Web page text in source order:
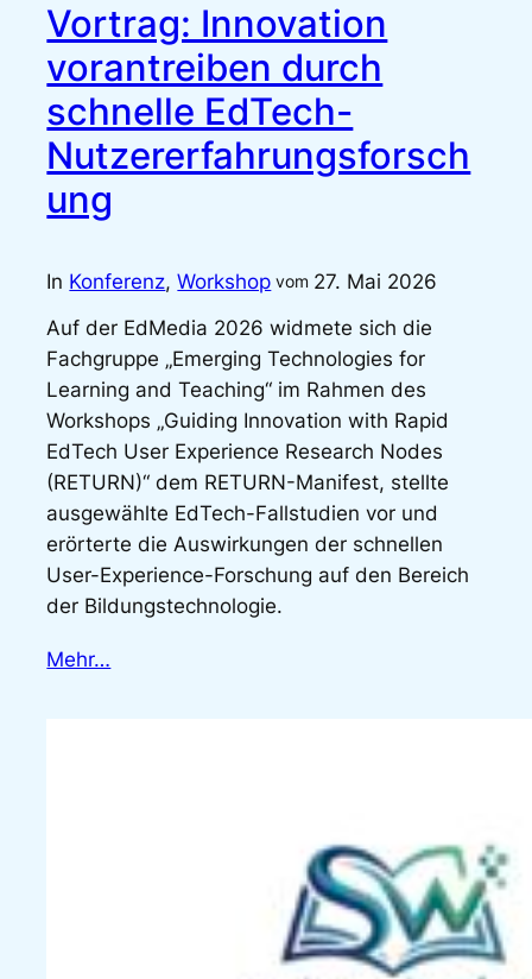
Vortrag: Innovation
vorantreiben durch
schnelle EdTech-
Nutzererfahrungsforsch
ung
In Konferenz, Workshop vom 27. Mai 2026
Auf der EdMedia 2026 widmete sich die
Fachgruppe „Emerging Technologies for
Learning and Teaching“ im Rahmen des
Workshops „Guiding Innovation with Rapid
EdTech User Experience Research Nodes
(RETURN)“ dem RETURN-Manifest, stellte
ausgewählte EdTech-Fallstudien vor und
erörterte die Auswirkungen der schnellen
User-Experience-Forschung auf den Bereich
der Bildungstechnologie.
Mehr…